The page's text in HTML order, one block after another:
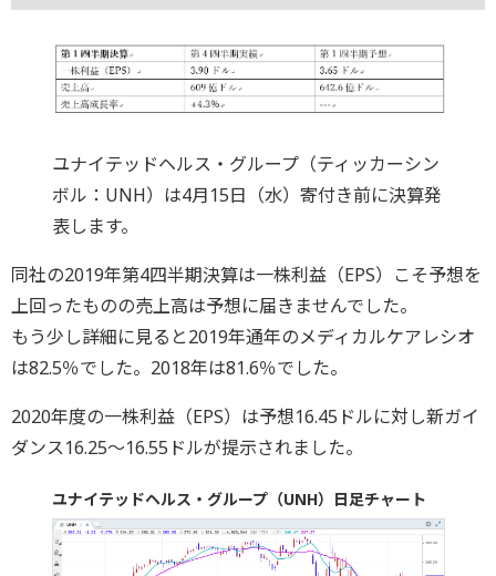
ユナイテッドヘルス・グループ（ティッカーシン
ボル：UNH）は4月15日（水）寄付き前に決算発
表します。
同社の2019年第4四半期決算は一株利益（EPS）こそ予想を
上回ったものの売上高は予想に届きませんでした。
もう少し詳細に見ると2019年通年のメディカルケアレシオ
は82.5％でした。2018年は81.6％でした。
2020年度の一株利益（EPS）は予想16.45ドルに対し新ガイ
ダンス16.25～16.55ドルが提示されました。
ユナイテッドヘルス・グループ（UNH）日足チャート